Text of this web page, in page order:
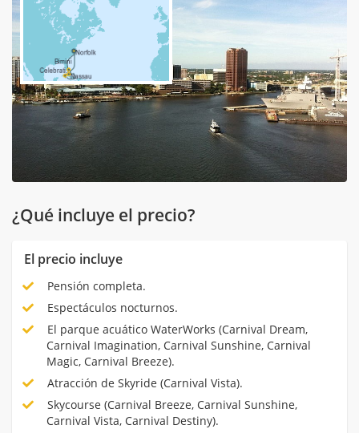
¿Qué incluye el precio?
El precio incluye
Pensión completa.
Espectáculos nocturnos.
El parque acuático WaterWorks (Carnival Dream,
Carnival Imagination, Carnival Sunshine, Carnival
Magic, Carnival Breeze).
Atracción de Skyride (Carnival Vista).
Skycourse (Carnival Breeze, Carnival Sunshine,
Carnival Vista, Carnival Destiny).